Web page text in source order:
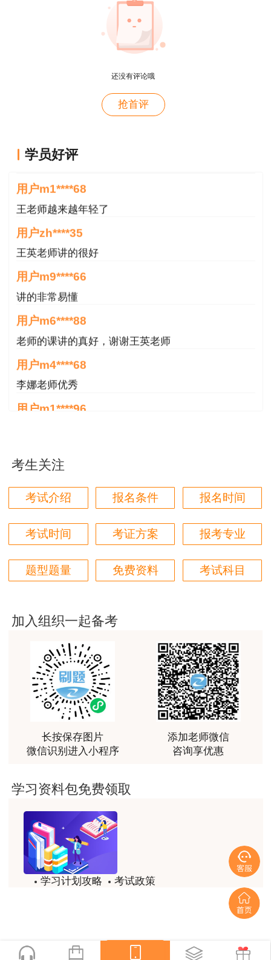
还没有评论哦
抢首评
学员好评
用户m2****88
一如既往的好
用户m1****68
王老师越来越年轻了
用户zh****35
王英老师讲的很好
用户m9****66
讲的非常易懂
用户m6****88
老师的课讲的真好，谢谢王英老师
用户m4****68
李娜老师优秀
用户m1****96
用户m1****96
三个字讲得好
用户85****06
真的是把学习变成自己能理解的语言最重要！
太喜欢王英老师了
平台历史购买的课程，老师讲的多非常好
用户m2****68
老师讲的很细致很认真，课件准备充分也非常有耐
心，听了老师的课很有收获，谢谢老师的付出和努
力。
用户m0****88
最棒的预习课
用户m2****66
越听越觉得好
用户m2****66
非常非常非常非常棒！！!！
用户m2****66
土建计量这门课我听了门金瑞和孙琦两位老师的课
考生关注
考试介绍 报名条件 报名时间
考试时间 考证方案 报考专业
题型题量 免费资料 考试科目
加入组织一起备考
长按保存图片
微信识别进入小程序
添加老师微信
咨询享优惠
学习资料包免费领取
学习计划攻略
考试政策